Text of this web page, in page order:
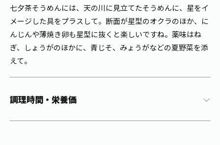
キーワードから探す
お茶百科キッズ
茶産地育成事業
食育・イベント
新俳句大賞
未来の桜プロジェクト
伊藤園レディス
店舗検索
通信販売トップ
七夕茶そうめんには、天の川に見立てたそうめんに、星をイ
メージした具をプラスして。断面が星型のオクラのほか、に
んじんや薄焼き卵も星型に抜くと楽しいですね。薬味はね
ぎ、しょうがのほかに、青じそ、みょうがなどの夏野菜を添
えて。
調理時間・栄養価